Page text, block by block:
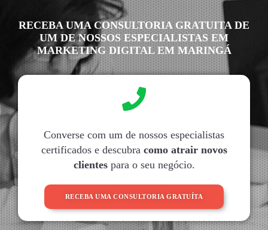
RECEBA UMA CONSULTORIA GRATUITA DE
UM DE NOSSOS ESPECIALISTAS EM
MARKETING DIGITAL EM MARINGÁ
Converse com um de nossos especialistas
certificados e descubra como atrair novos
clientespara o seu negócio.
RECEBA UMA CONSULTORIA GRATUÍTA